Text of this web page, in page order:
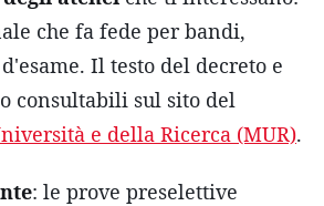
che fa fede per bandi,
Il testo del decreto e
consultabili sul sito del
e della Ricerca (MUR).
: le prove preselettive